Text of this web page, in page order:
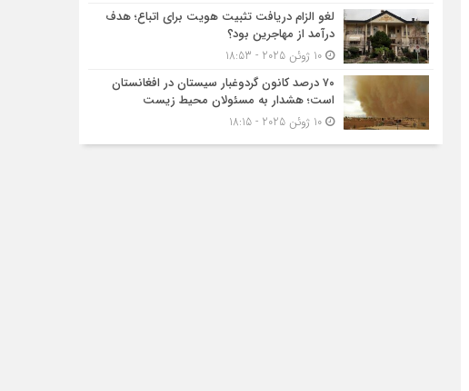
لغو الزام دریافت تثبیت هویت برای اتباع؛ هدف
درآمد از مهاجرین بود؟
10 ژوئن 2025 - 18:53
۷۰ درصد کانون گردوغبار سیستان در افغانستان
است؛ هشدار به مسئولان محیط زیست
10 ژوئن 2025 - 18:15